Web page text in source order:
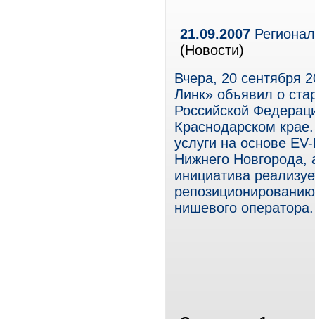
21.09.2007
(Новости)
Вчера, 20 сентября
Линк» объявил о
Российской
Краснодарском
услуги на основе
Нижнего Новгорода,
инициатива
нишевого оператора.